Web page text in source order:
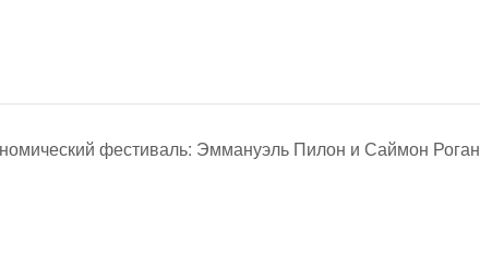
фестиваль: Эммануэль Пилон и Саймон Роган